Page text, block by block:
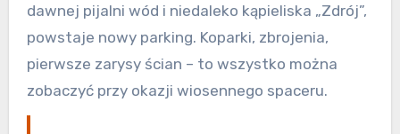
dawnej pijalni wód i niedaleko kąpieliska „Zdrój”,
powstaje nowy parking. Koparki, zbrojenia,
pierwsze zarysy ścian – to wszystko można
zobaczyć przy okazji wiosennego spaceru.